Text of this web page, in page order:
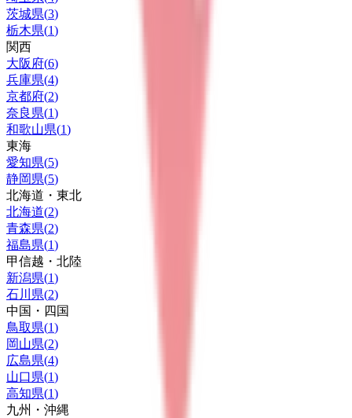
茨城県(3)
栃木県(1)
関西
大阪府(6)
兵庫県(4)
京都府(2)
奈良県(1)
和歌山県(1)
東海
愛知県(5)
静岡県(5)
北海道・東北
北海道(2)
青森県(2)
福島県(1)
甲信越・北陸
新潟県(1)
石川県(2)
中国・四国
鳥取県(1)
岡山県(2)
広島県(4)
山口県(1)
高知県(1)
九州・沖縄